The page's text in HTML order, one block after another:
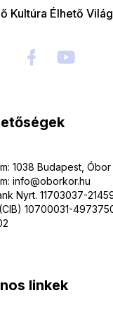
Kultúra Élhető
1038 Budapest, Óbor
info@oborkor.hu
Nyrt. 11703037-
10700031-
linkek